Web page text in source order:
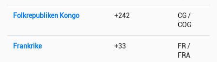
Folkrepubliken Kongo +242
CG /
COG
Frankrike +33
FR /
FRA